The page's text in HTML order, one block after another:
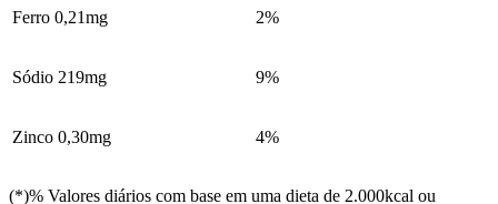
Ferro 0,21mg 2%
Sódio 219mg 9%
Zinco 0,30mg 4%
(*)% Valores diários com base em uma dieta de 2.000kcal ou